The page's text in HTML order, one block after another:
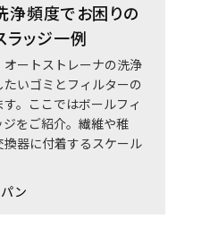
浄頻度でお困りの
ラッジ一例
ートストレーナの洗浄
いゴミとフィルターの
。ここではボールフィ
をご紹介。繊維や稚
器に付着するスケール
ン